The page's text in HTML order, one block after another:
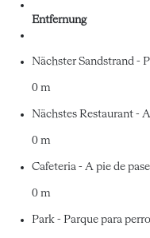
Entfernung
Nächster Sandstrand -
0 m
Nächstes Restaurant -
0 m
Cafeteria - A pie de
0 m
Park - Parque para